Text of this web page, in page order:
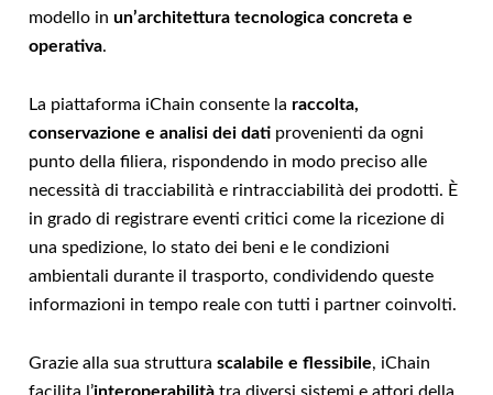
modello in un’architettura tecnologica concreta e
operativa.
La piattaforma iChain consente la raccolta,
conservazione e analisi dei dati provenienti da ogni
punto della filiera, rispondendo in modo preciso alle
necessità di tracciabilità e rintracciabilità dei prodotti. È
in grado di registrare eventi critici come la ricezione di
una spedizione, lo stato dei beni e le condizioni
ambientali durante il trasporto, condividendo queste
informazioni in tempo reale con tutti i partner coinvolti.
Grazie alla sua struttura scalabile e flessibile, iChain